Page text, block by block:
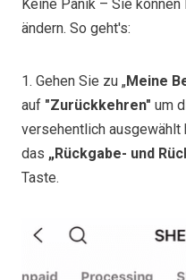
Keine Panik – Sie
ändern. So geht's:
1. Gehen Sie zu „Meine
auf "Zurückkehren" um
versehentlich ausgewählt
das „Rückgabe- und
Taste.